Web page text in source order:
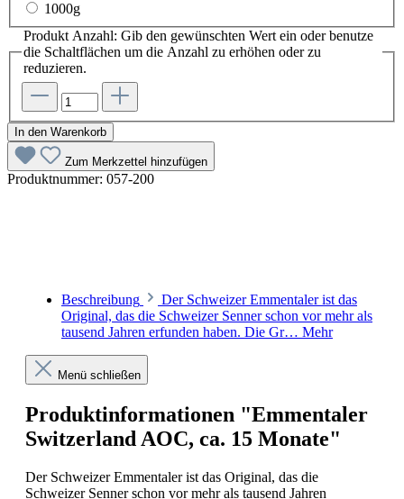
1000g
Produkt Anzahl: Gib den gewünschten Wert ein oder benutze
die Schaltflächen um die Anzahl zu erhöhen oder zu
reduzieren.
In den Warenkorb
Zum Merkzettel hinzufügen
Produktnummer: 057-200
Beschreibung
Der Schweizer Emmentaler ist das
Original, das die Schweizer Senner schon vor mehr als
tausend Jahren erfunden haben. Die Gr… Mehr
Menü schließen
Produktinformationen "Emmentaler
Switzerland AOC, ca. 15 Monate"
Der Schweizer Emmentaler ist das Original, das die
Schweizer Senner schon vor mehr als tausend Jahren